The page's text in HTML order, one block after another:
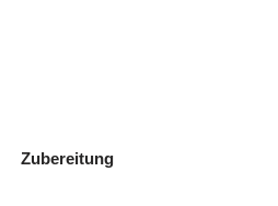
Zubereitung